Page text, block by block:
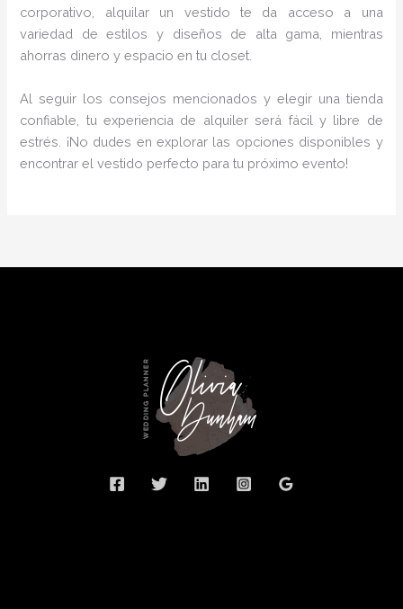
corporativo, alquilar un vestido te da acceso a una
variedad de estilos y diseños de alta gama, mientras
ahorras dinero y espacio en tu closet.
Al seguir los consejos mencionados y elegir una tienda
confiable, tu experiencia de alquiler será fácil y libre de
estrés. ¡No dudes en explorar las opciones disponibles y
encontrar el vestido perfecto para tu próximo evento!